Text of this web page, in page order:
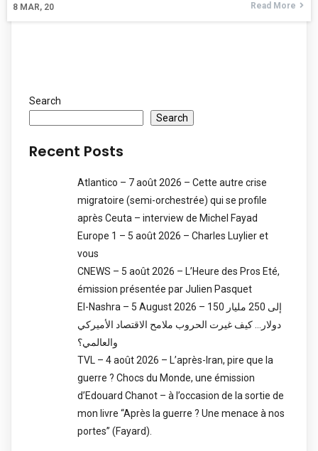
8 MAR, 20 Read More
Search
Search
Recent Posts
Atlantico – 7 août 2026 – Cette autre crise
migratoire (semi-orchestrée) qui se profile
après Ceuta – interview de Michel Fayad
Europe 1 – 5 août 2026 – Charles Luylier et
vous
CNEWS – 5 août 2026 – L’Heure des Pros Eté,
émission présentée par Julien Pasquet
El-Nashra – 5 August 2026 – 150 إلى 250 مليار
دولار… كيف غيرت الحروب ملامح الاقتصاد الأميركي
والعالمي؟
TVL – 4 août 2026 – L’après-Iran, pire que la
guerre ? Chocs du Monde, une émission
d’Edouard Chanot – à l’occasion de la sortie de
mon livre “Après la guerre ? Une menace à nos
portes” (Fayard).